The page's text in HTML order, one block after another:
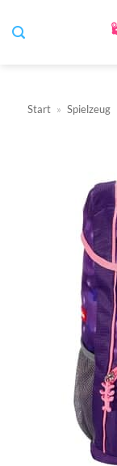
Inhalt
Start » Spielzeug